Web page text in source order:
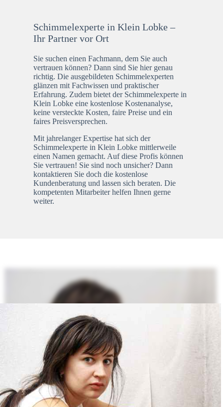
Schimmelexperte in Klein Lobke –
Ihr Partner vor Ort
Sie suchen einen Fachmann, dem Sie auch
vertrauen können? Dann sind Sie hier genau
richtig. Die ausgebildeten Schimmelexperten
glänzen mit Fachwissen und praktischer
Erfahrung. Zudem bietet der Schimmelexperte in
Klein Lobke eine kostenlose Kostenanalyse,
keine versteckte Kosten, faire Preise und ein
faires Preisversprechen.
Mit jahrelanger Expertise hat sich der
Schimmelexperte in Klein Lobke mittlerweile
einen Namen gemacht. Auf diese Profis können
Sie vertrauen! Sie sind noch unsicher? Dann
kontaktieren Sie doch die kostenlose
Kundenberatung und lassen sich beraten. Die
kompetenten Mitarbeiter helfen Ihnen gerne
weiter.